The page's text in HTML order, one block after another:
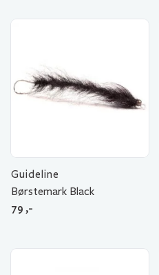
Guideline
Børstemark Black
79 ,-